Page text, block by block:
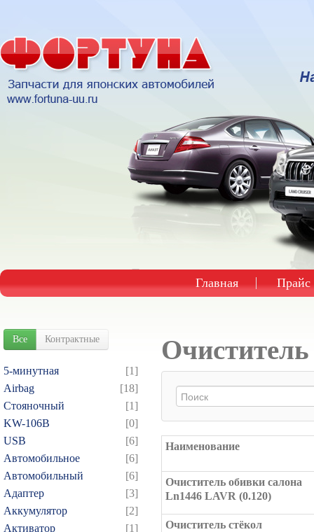
Главная Прайс
Все Контрактные
5-минутная
[1]
Airbag
[18]
Cтояночный
[1]
KW-106B
[0]
USB
[6]
Автомобильное
[6]
Автомобильный
[6]
Адаптер
[3]
Аккумулятор
[2]
Активатор
[1]
Наименование
Очиститель обивки салона
Ln1446 LAVR (0.120)
Очиститель стёкол